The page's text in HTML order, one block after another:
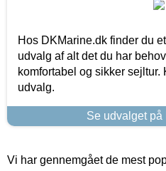
Hos DKMarine.dk finder du
udvalg af alt det du har
komfortabel og sikker sejltur.
udvalg.
Se udvalget
Vi har gennemgået de mest